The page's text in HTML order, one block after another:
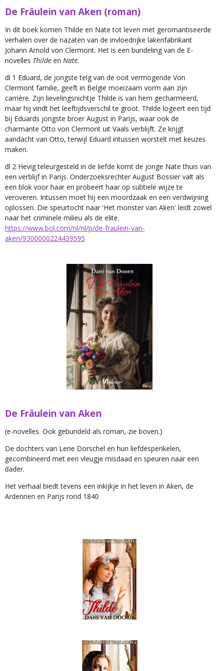
De Fräulein van Aken (roman)
In dit boek komen Thilde en Nate tot leven met geromantiseerde
verhalen over de nazaten van de invloedrijke lakenfabrikant
Johann Arnold von Clermont. Het is een bundeling van de E-
novelles Thilde en Nate.
dl 1 Eduard, de jongste telg van de ooit vermogende Von
Clermont familie, geeft in België moeizaam vorm aan zijn
carrière. Zijn lievelingsnichtje Thilde is van hem gecharmeerd,
maar hij vindt het leeftijdsverschil te groot. Thilde logeert een tijd
bij Eduards jongste broer August in Parijs, waar ook de
charmante Otto von Clermont uit Vaals verblijft. Ze krijgt
aandacht van Otto, terwijl Eduard intussen worstelt met keuzes
maken.
dl 2 Hevig teleurgesteld in de liefde komt de jonge Nate thuis van
een verblijf in Parijs. Onderzoeksrechter August Bossier valt als
een blok voor haar en probeert haar op subtiele wijze te
veroveren. Intussen moet hij een moordzaak en een verdwijning
oplossen. Die speurtocht naar 'Het monster van Aken' leidt zowel
naar het criminele milieu als de elite.
https://www.bol.com/nl/nl/p/de-fraulein-van-
aken/9300000224439595
De Fräulein van Aken
(e-novelles. Ook gebundeld als roman, zie boven.)
De dochters van Lene Dorschel en hun liefdesperikelen,
gecombineerd met een vleugje misdaad en speuren naar een
dader.
Het verhaal biedt tevens een inkijkje in het leven in Aken, de
Ardennen en Parijs rond 1840